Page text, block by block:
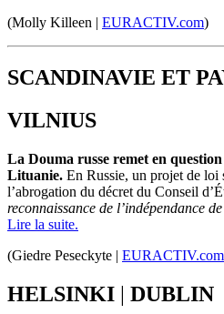
(Molly Killeen | EURACTIV.com)
SCANDINAVIE ET
VILNIUS
La Douma russe remet en
Lituanie. En Russie, un projet de loi
l’abrogation du décret du Conseil
reconnaissance de l’indépendance
Lire la suite.
(Giedre Peseckyte | EURACTIV.com
HELSINKI | DUBLIN